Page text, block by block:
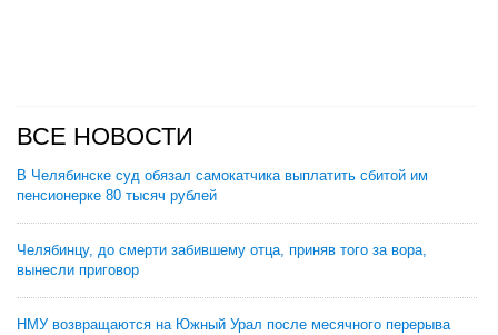
ВСЕ НОВОСТИ
В Челябинске суд обязал самокатчика выплатить сбитой им
пенсионерке 80 тысяч рублей
Челябинцу, до смерти забившему отца, приняв того за вора,
вынесли приговор
НМУ возвращаются на Южный Урал после месячного перерыва